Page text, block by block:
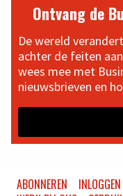
Ontvang de
De wereld
achter de feiten
wees mee met
nieuwsbrieven en
ABONNEREN INLOGGEN